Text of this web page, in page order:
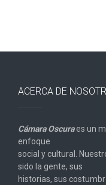
ACERCA DE
Cámara Oscuraes un
enfoque
social y cultural.
sido la gente, sus
historias, sus